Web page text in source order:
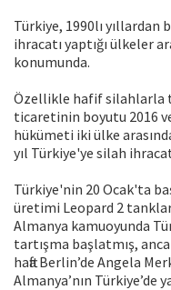
Türkiye, 1990lı yıllardan
ihracatı yaptığı ülkeler
konumunda.
Özellikle hafif silahlarla
ticaretinin boyutu 2016
hükümeti iki ülke
yıl Türkiye'ye silah
Türkiye'nin 20 Ocak'ta
üretimi Leopard 2
Almanya kamuoyunda
tartışma başlatmış,
hafta Berlin’de Angela
Almanya’nın Türkiye’de